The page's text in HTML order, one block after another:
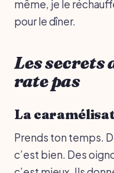
même, je le
pour le dîner.
Les secrets
rate pas
La
Prends ton temps.
c’est bien. Des